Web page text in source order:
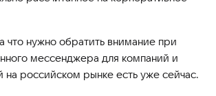
что нужно обратить внимание при
мессенджера для компаний и
на российском рынке есть уже сейчас.